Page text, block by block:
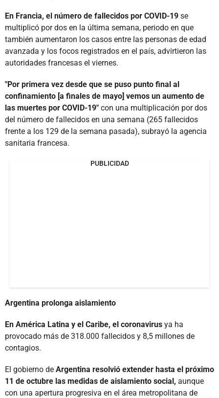
En Francia, el número de fallecidos por COVID-19 se
multiplicó por dos en la última semana, periodo en que
también aumentaron los casos entre las personas de edad
avanzada y los focos registrados en el país, advirtieron las
autoridades francesas el viernes.
"Por primera vez desde que se puso punto final al
confinamiento [a finales de mayo] vemos un aumento de
las muertes por COVID-19" con una multiplicación por dos
del número de fallecidos en una semana (265 fallecidos
frente a los 129 de la semana pasada), subrayó la agencia
sanitaria francesa.
PUBLICIDAD
Argentina prolonga aislamiento
En América Latina y el Caribe, el coronavirus ya ha
provocado más de 318.000 fallecidos y 8,5 millones de
contagios.
El gobierno de Argentina resolvió extender hasta el próximo
11 de octubre las medidas de aislamiento social, aunque
con una apertura progresiva en el área metropolitana de